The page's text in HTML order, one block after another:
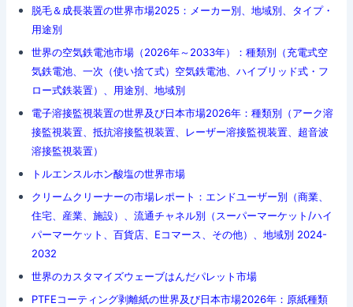
脱毛＆成長装置の世界市場2025：メーカー別、地域別、タイプ・
用途別
世界の空気鉄電池市場（2026年～2033年）：種類別（充電式空
気鉄電池、一次（使い捨て式）空気鉄電池、ハイブリッド式・フ
ロー式鉄装置）、用途別、地域別
電子溶接監視装置の世界及び日本市場2026年：種類別（アーク溶
接監視装置、抵抗溶接監視装置、レーザー溶接監視装置、超音波
溶接監視装置）
トルエンスルホン酸塩の世界市場
クリームクリーナーの市場レポート：エンドユーザー別（商業、
住宅、産業、施設）、流通チャネル別（スーパーマーケット/ハイ
パーマーケット、百貨店、Eコマース、その他）、地域別 2024-
2032
世界のカスタマイズウェーブはんだパレット市場
PTFEコーティング剥離紙の世界及び日本市場2026年：原紙種類